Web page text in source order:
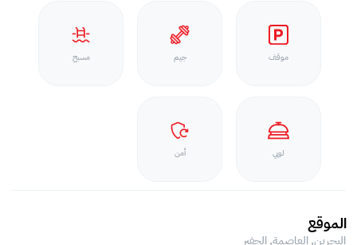
موقف جيم مسبح
لوبي أمن
الموقع
البحرين, العاصمة,الجفير